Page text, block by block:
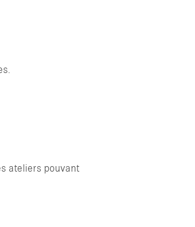
ateliers pouvant